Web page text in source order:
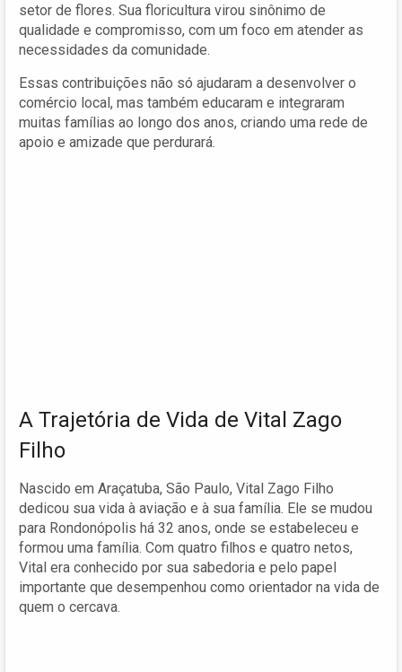
setor de flores. Sua floricultura virou sinônimo de
qualidade e compromisso, com um foco em atender as
necessidades da comunidade.
Essas contribuições não só ajudaram a desenvolver o
comércio local, mas também educaram e integraram
muitas famílias ao longo dos anos, criando uma rede de
apoio e amizade que perdurará.
A Trajetória de Vida de Vital Zago
Filho
Nascido em Araçatuba, São Paulo, Vital Zago Filho
dedicou sua vida à aviação e à sua família. Ele se mudou
para Rondonópolis há 32 anos, onde se estabeleceu e
formou uma família. Com quatro filhos e quatro netos,
Vital era conhecido por sua sabedoria e pelo papel
importante que desempenhou como orientador na vida de
quem o cercava.